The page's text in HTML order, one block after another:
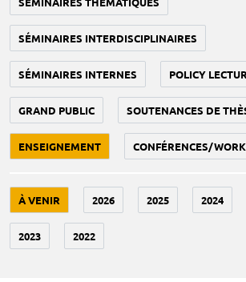
SÉMINAIRES INTERDISCIPLINAIRES
SÉMINAIRES INTERNES POLICY
GRAND PUBLIC SOUTENANCES DE
ENSEIGNEMENT CONFÉRENCES/
À VENIR 2026 2025 2024
2023 2022